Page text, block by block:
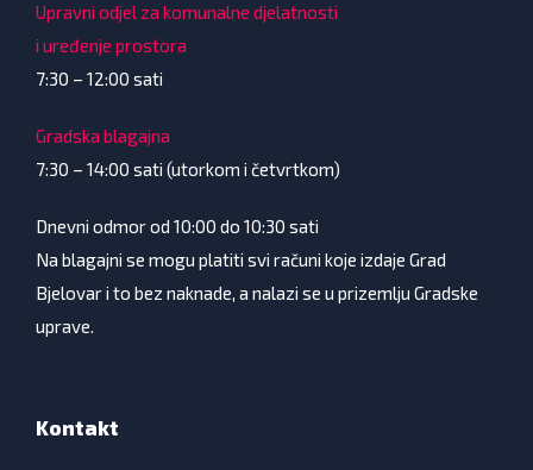
Upravni odjel za komunalne djelatnosti
i uređenje prostora
7:30 – 12:00 sati
Gradska blagajna
7:30 – 14:00 sati (utorkom i četvrtkom)
Dnevni odmor od 10:00 do 10:30 sati
Na blagajni se mogu platiti svi računi koje izdaje Grad
Bjelovar i to bez naknade, a nalazi se u prizemlju Gradske
uprave.
Kontakt